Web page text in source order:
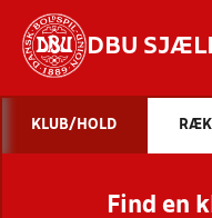
DBU
STILLINGER,
KLUB/HOLD
Find en